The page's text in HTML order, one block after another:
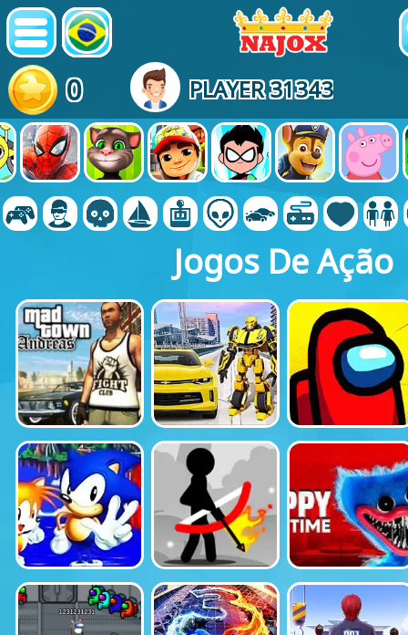
0 PLAYER 31343
Jogos De Ação